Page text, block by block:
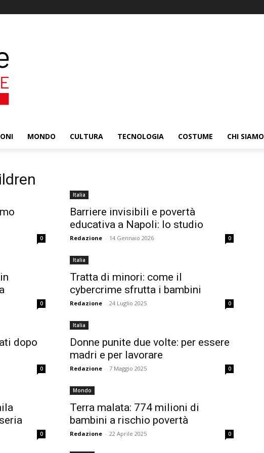
MONDO CULTURA TECNOLOGIA COSTUME CHI SIAMO
0
Italia
Barriere invisibili e povertà
educativa a Napoli: lo studio
Redazione - 14 Gennaio 2026 0
0
Italia
Tratta di minori: come il
cybercrime sfrutta i bambini
Redazione - 24 Luglio 2025 0
dopo
0
Italia
Donne punite due volte: per essere
madri e per lavorare
Redazione - 7 Maggio 2025 0
0
Mondo
Terra malata: 774 milioni di
bambini a rischio povertà
Redazione - 22 Aprile 2025 0